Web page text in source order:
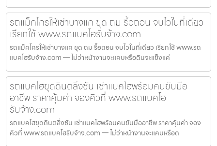
รถแม็คโครให้เช่าบางแค ขุด ถม รื้อถอน จบไวในที่เดียว
เรียกใช้ www.รถแบคโฮรับจ้าง.com
รถแม็คโครให้เช่าบางแค ขุด ถม รื้อถอน จบไวในที่เดียว เรียกใช้ www.รถ
แบคโฮรับจ้าง.com — ไม่ว่าหน้างานจะแคบหรือดินจะแข็งแค่
รถแบคโฮขุดดินตลิ่งชัน เช่าแบคโฮพร้อมคนขับมือ
อาชีพ ราคาคุ้มค่า จองคิวที่ www.รถแบคโฮ
รับจ้าง.com
รถแบคโฮขุดดินตลิ่งชัน เช่าแบคโฮพร้อมคนขับมืออาชีพ ราคาคุ้มค่า จอง
คิวที่ www.รถแบคโฮรับจ้าง.com — ไม่ว่าหน้างานจะแคบหรือด